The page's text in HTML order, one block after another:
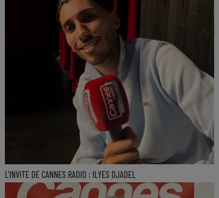
L'INVITE DE CANNES RADIO : ILYES DJADEL